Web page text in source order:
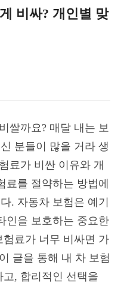
비싸? 개인별 맞
쌀까요? 매달 내는 보
분들이 많을 거라 생
료가 비싼 이유와 개
료를 절약하는 방법에
. 자동차 보험은 예기
인을 보호하는 중요한
료가 너무 비싸면 가
글을 통해 내 차 보험
, 합리적인 선택을